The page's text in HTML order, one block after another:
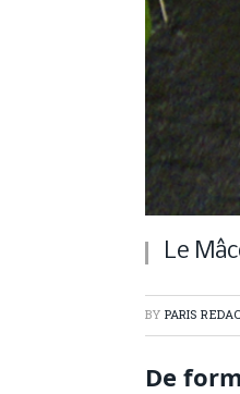
Le
BY PARIS
De